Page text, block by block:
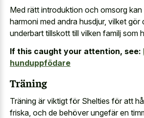
Med rätt introduktion och omsorg kan
harmoni med andra husdjur, vilket gör
underbart tillskott till vilken familj som
If this caught your attention, see:
hunduppfödare
Träning
Träning är viktigt för Shelties för att
friska, och de behöver ungefär en